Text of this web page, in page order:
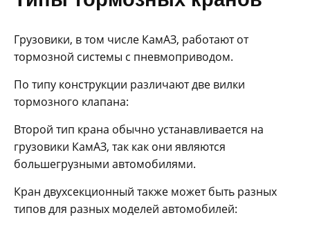
Грузовики, в том числе КамАЗ, работают от
тормозной системы с пневмоприводом.
По типу конструкции различают две вилки
тормозного клапана:
Второй тип крана обычно устанавливается на
грузовики КамАЗ, так как они являются
большегрузными автомобилями.
Кран двухсекционный также может быть разных
типов для разных моделей автомобилей: